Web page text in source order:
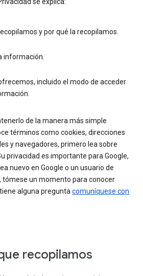
se explica:
y por qué la recopilamos.
información.
incluido el modo de acceder
de la manera más simple
términos como cookies, direcciones
y navegadores, primero lea sobre
privacidad es importante para Google,
nuevo en Google o un usuario de
tómese un momento para conocer
alguna preguntacomuníquese con
recopilamos